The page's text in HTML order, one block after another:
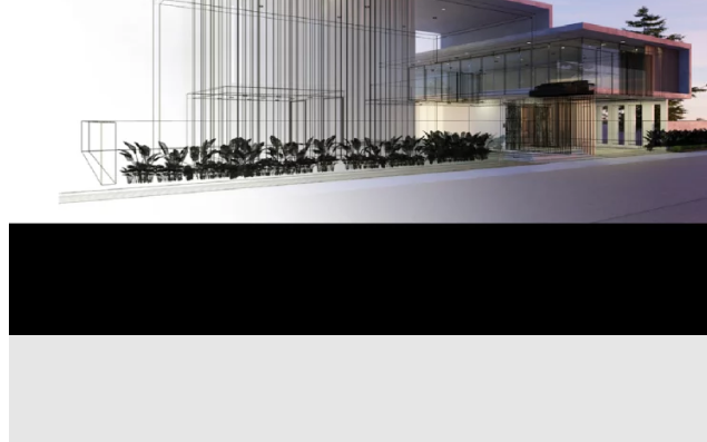
Dekorativní tenkovrstvá
omítka, vyztužená
vlákny, se zvýšenou UV
odolností s hlazenou
strukturou ve velikosti
zrna 1,5 mm a 2,0 mm
pro použití v exteriéru i
Dekorativní tenkovrstvá
silikátově-silikonová
omítka s rýhovanou
strukturou ve velikosti
zrna 2,0 mm pro použití
v exteriéru i interiéru.
...